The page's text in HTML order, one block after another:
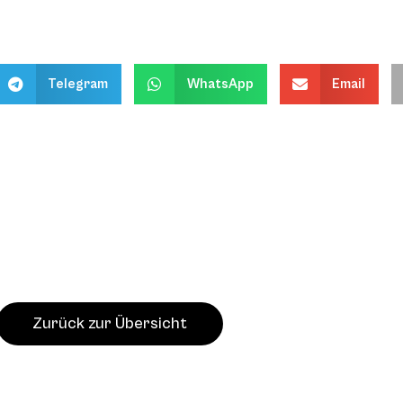
Telegram WhatsApp Email
Zurück zur Übersicht